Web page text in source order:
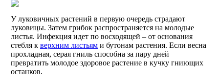
У луковичных растений в первую очередь страдают
луковицы. Затем грибок распространяется на молодые
листья. Инфекция идет по восходящей – от основания
стебля к верхним листьям и бутонам растения. Если весна
прохладная, серая гниль способна за пару дней
превратить молодое здоровое растение в кучку гниющих
останков.